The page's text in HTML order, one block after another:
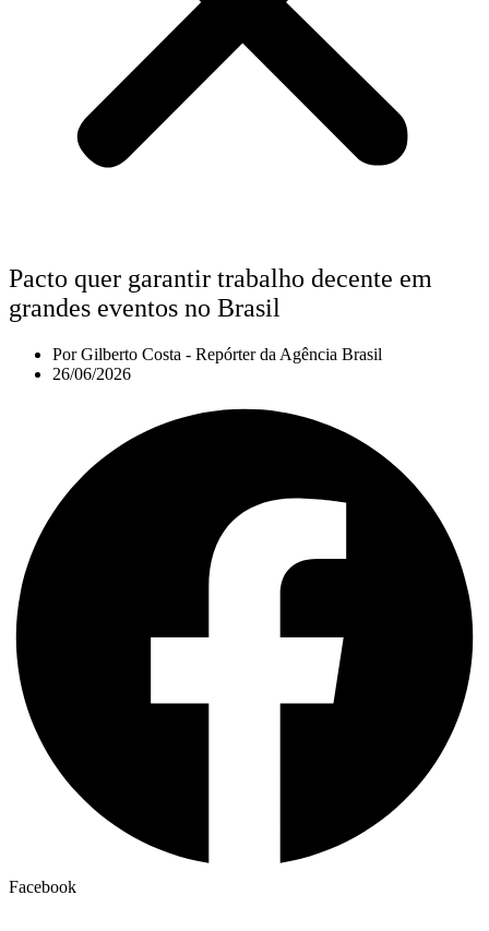
Pacto quer garantir trabalho decente em
grandes eventos no Brasil
PorGilberto Costa - Repórter da Agência Brasil
26/06/2026
Facebook